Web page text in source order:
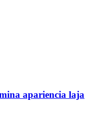
apariencia laja